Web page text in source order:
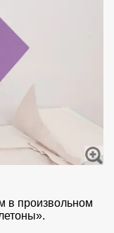
в произвольном